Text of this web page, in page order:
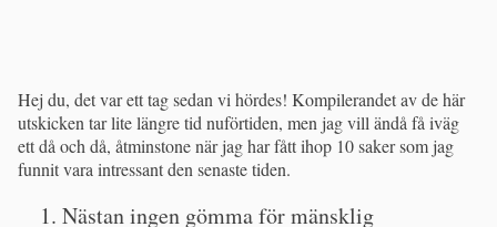
Hej du, det var ett tag sedan vi hördes! Kompilerandet av de här
utskicken tar lite längre tid nuförtiden, men jag vill ändå få iväg
ett då och då, åtminstone när jag har fått ihop 10 saker som jag
funnit vara intressant den senaste tiden.
Nästan ingen gömma för mänsklig